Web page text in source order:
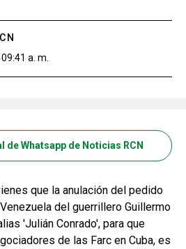
09:41 a. m.
de Whatsapp de Noticias RCN
que la anulación del pedido
del guerrillero Guillermo
'Julián Conrado', para que
de las Farc en Cuba, es